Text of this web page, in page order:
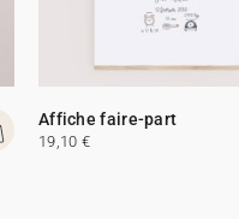
Affiche faire-part
19,10 €